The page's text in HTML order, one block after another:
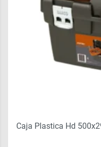
Caja Plastica Hd